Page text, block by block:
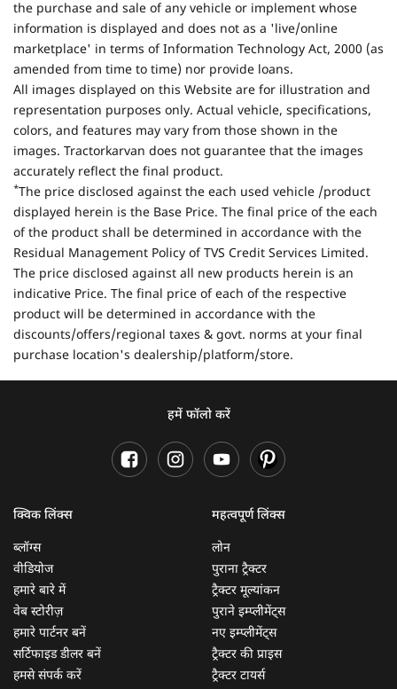
the purchase and sale of any vehicle or implement whose
information is displayed and does not as a 'live/online
marketplace' in terms of Information Technology Act, 2000 (as
amended from time to time) nor provide loans.
All images displayed on this Website are for illustration and
representation purposes only. Actual vehicle, specifications,
colors, and features may vary from those shown in the
images. Tractorkarvan does not guarantee that the images
accurately reflect the final product.
*The price disclosed against the each used vehicle /product
displayed herein is the Base Price. The final price of the each
of the product shall be determined in accordance with the
Residual Management Policy of TVS Credit Services Limited.
The price disclosed against all new products herein is an
indicative Price. The final price of each of the respective
product will be determined in accordance with the
discounts/offers/regional taxes & govt. norms at your final
purchase location's dealership/platform/store.
हमें फॉलो करें
क्विक लिंक्स
ब्लॉग्स
वीडियोज
हमारे बारे में
वेब स्टोरीज़
हमारे पार्टनर बनें
सर्टिफाइड डीलर बनें
हमसे संपर्क करें
महत्वपूर्ण लिंक्स
लोन
पुराना ट्रैक्टर
ट्रैक्टर मूल्यांकन
पुराने इम्प्लीमेंट्स
नए इम्प्लीमेंट्स
ट्रैक्टर की प्राइस
ट्रैक्टर टायर्स